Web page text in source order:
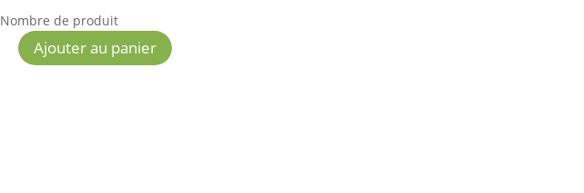
Nombre de produit
QUANTITÉAjouter au panier